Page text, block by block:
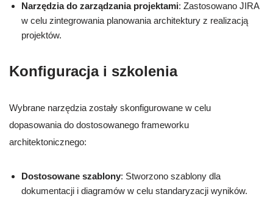
Narzędzia do zarządzania projektami: Zastosowano JIRA
w celu zintegrowania planowania architektury z realizacją
projektów.
Konfiguracja i szkolenia
Wybrane narzędzia zostały skonfigurowane w celu
dopasowania do dostosowanego frameworku
architektonicznego:
Dostosowane szablony: Stworzono szablony dla
dokumentacji i diagramów w celu standaryzacji wyników.